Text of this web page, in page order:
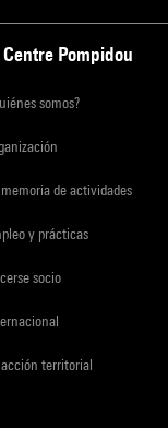
Centre Pompidou
somos?
de actividades
y prácticas
socio
acción territorial